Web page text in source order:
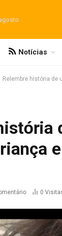
Notícias
Relembre história de
0